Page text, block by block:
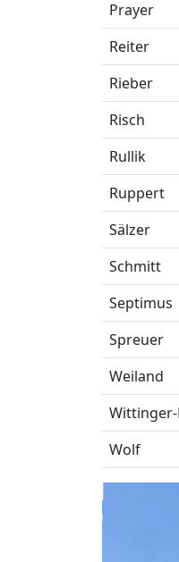
Prayer
Reiter
Rieber
Risch
Rullik
Ruppert
Sälzer
Schmitt
Septimus
Spreuer
Weiland
Wolf